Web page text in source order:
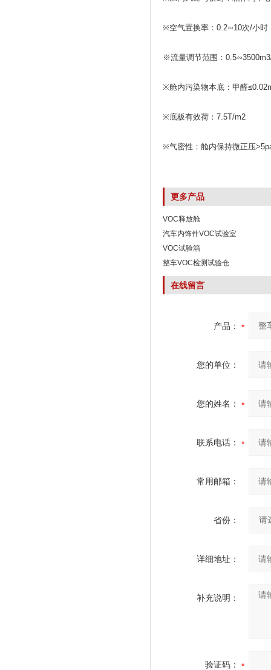
※空气置换率：0.2∽10次/小时
※流量调节范围：
※舱内污染物本底：甲醛
※底板有效荷：7.5T/m2
※气密性：舱内保持微正压
更多产品
VOC释放舱
汽车内饰件VOC试验室
VOC试验箱
整车VOC检测试验仓
在线留言
产品：
您的单位：
您的姓名：
联系电话：
常用邮箱：
省份：
详细地址：
补充说明：
验证码：